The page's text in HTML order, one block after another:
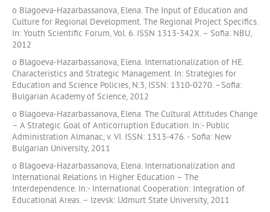
o Blagoeva-Hazarbassanova, Elena. The Input of Education and
Culture for Regional Development. The Regional Project Specifics.
In: Youth Scientific Forum, Vol. 6. ISSN 1313-342X. – Sofia: NBU,
2012
o Blagoeva-Hazarbassanova, Elena. Internationalization of HE.
Characteristics and Strategic Management. In: Strategies for
Education and Science Policies, N.3, ISSN: 1310-0270. –Sofia:
Bulgarian Academy of Science, 2012
o Blagoeva-Hazarbassanova, Elena. The Cultural Attitudes Change
– A Strategic Goal of Anticorruption Education. In:- Public
Administration Almanac, v. VI. ISSN: 1313-476. - Sofia: New
Bulgarian University, 2011
o Blagoeva-Hazarbassanova, Elena. Internationalization and
International Relations in Higher Education – The
Interdependence. In:- International Cooperation: Integration of
Educational Areas. – Izevsk: Udmurt State University, 2011